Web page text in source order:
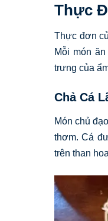
Thực
Thực đơn
Mỗi món
trưng của
Chả Cá
Món chủ
thơm. Cá
trên than